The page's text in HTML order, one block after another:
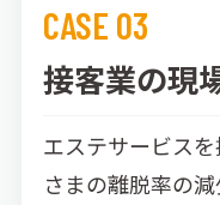
CASE 03
接客業の現
エステサービス
さまの離脱率の